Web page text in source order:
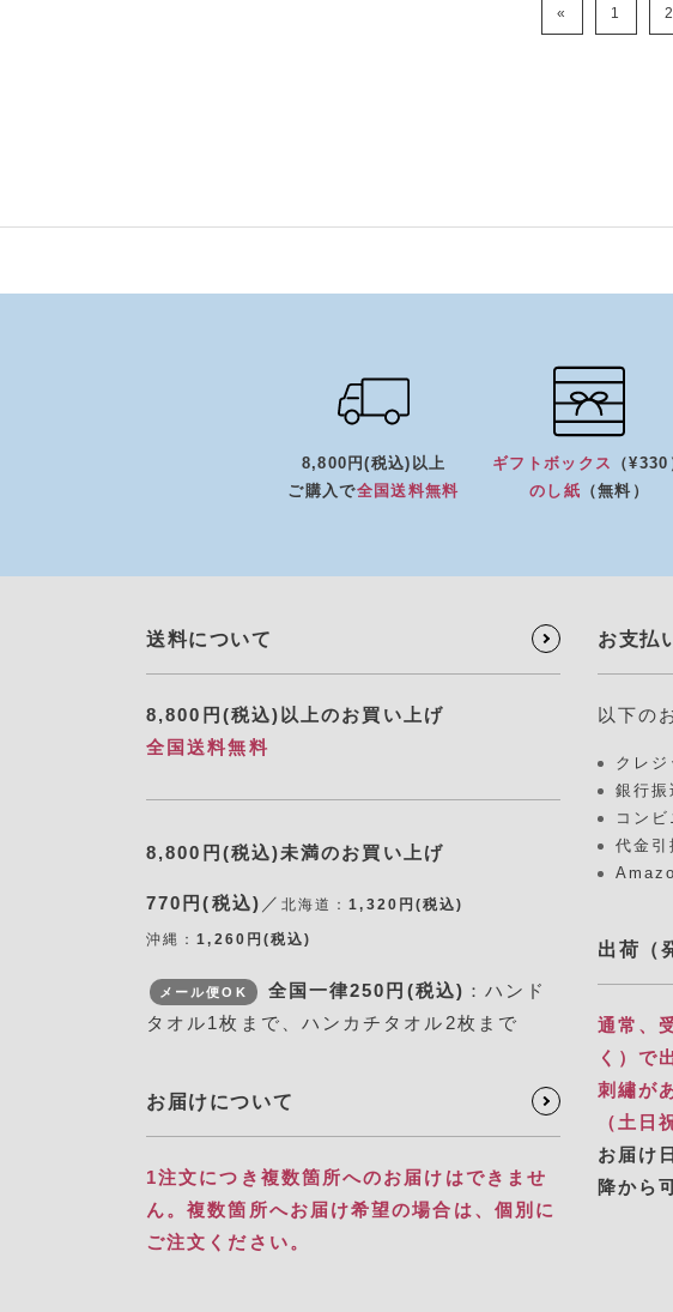
« 1 2
8,800円(税込)以上
ご購入で全国送料無料
ギフトボックス
（¥330
のし紙 （無料）
送料について
8,800円(税込)以上のお買い上げ
全国送料無料
8,800円(税込)未満のお買い上げ
770円(税込) ／ 北海道：1,320円(税込)
沖縄：1,260円(税込)
メール便OK 全国一律250円(税込) ：ハンド
タオル1枚まで、ハンカチタオル2枚まで
お届けについて
1注文につき複数箇所へのお届けはできませ
ん。​ 複数箇所へお届け希望の場合は、個別に
ご注文ください。​
お支払
以下の
クレジ
銀行振
コン
代金引
出荷（
通常、
く）で
刺繡が
（土日
お届け
降から